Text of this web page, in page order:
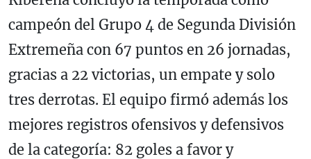
campeón del Grupo 4 de Segunda División
Extremeña con 67 puntos en 26 jornadas,
gracias a 22 victorias, un empate y solo
tres derrotas. El equipo firmó además los
mejores registros ofensivos y defensivos
de la categoría: 82 goles a favor y